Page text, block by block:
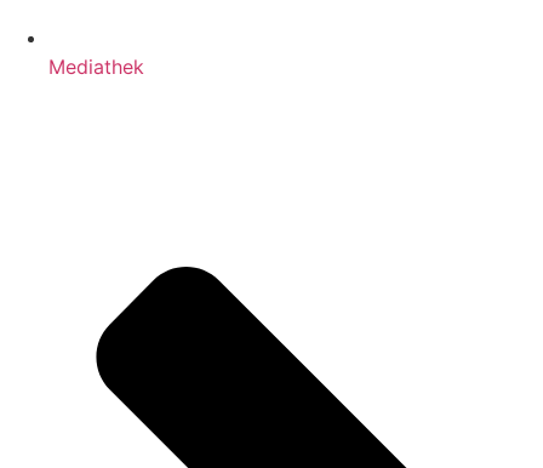
Mediathek